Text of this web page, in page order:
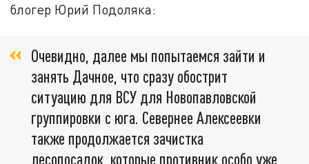
блогер Юрий Подоляка:
Очевидно, далее мы попытаемся зайти и
занять Дачное, что сразу обострит
ситуацию для ВСУ для Новопавловской
группировки с юга. Севернее Алексеевки
также продолжается зачистка
лесопосадок, которые противник особо уже